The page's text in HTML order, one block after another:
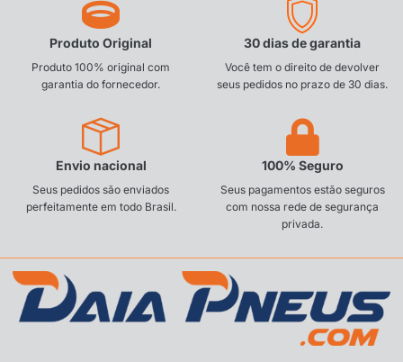
Produto Original
Produto 100% original com
garantia do fornecedor.
30 dias de garantia
Você tem o direito de devolver
seus pedidos no prazo de 30 dias.
Envio nacional
Seus pedidos são enviados
perfeitamente em todo Brasil.
100% Seguro
Seus pagamentos estão seguros
com nossa rede de segurança
privada.